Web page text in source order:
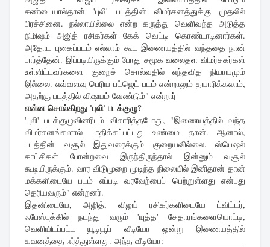
சண்டையால்தான் 'புலி' படத்தின் விமர்சனத்துக்கு முதலில்
பிரச்சினை. நல்லாயில்லை என்ற கருத்து வெளிவந்த அடுத்த
நிமிஷம் அஜித் ரசிகர்கள் கேக் வெட்டி கொண்டாடினார்கள்.
அதோட புகைப்படம் எல்லாம் கூட இணையத்தில் வந்ததை நான்
பார்த்தேன். இப்படியிருக்கும் போது சமூக வலைதள விமர்சகர்கள்
உள்ளிட்டவர்களை குறைச் சொல்வதில் எந்தவித நியாயமும்
இல்லை. எவ்வளவு பெரிய பட்ஜெட் படம் என்றாலும் தயாரிக்கலாம்,
அதற்கு படத்தில் விஷயம் வேண்டும்" என்றார்
என்ன சொல்கிறது 'புலி' படக்குழு?
'புலி' படக்குழுவினரிடம் விசாரித்தபோது, "இணையத்தில் வந்த
விமர்சனங்களால் பாதிக்கப்பட்டது உண்மை தான். ஆனால்,
படத்தின் வசூல் இதுவரைக்கும் குறையவில்லை. ஸ்பெஷல்
காட்சிகள் போன்றவை இருந்திருந்தால் இன்னும் வசூல்
கூடியிருக்கும். வார விடுமுறை முடிந்த நிலையில் இனிதான் தான்
மக்களிடையே படம் எப்படி வரவேற்பைப் பெற்றுள்ளது என்பது
தெரியவரும்" என்றனர்.
இதனிடையே, அஜித், விஜய் ரசிகர்களிடையே ட்விட்டர்,
ஃபேஸ்புக்கில் நடந்து வரும் 'யுத்த' சேதாரங்களையொட்டி,
வெளியிடப்பட்ட யூடியூப் வீடியோ ஒன்று இணையத்தில்
கவனத்தை ஈர்த்துள்ளது. அந்த வீடியோ: